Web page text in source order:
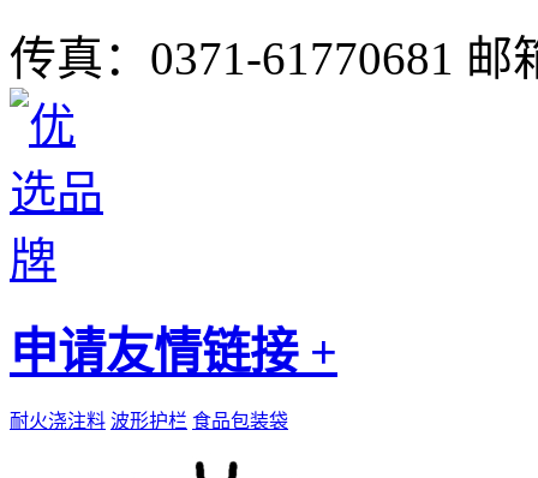
传真：0371-61770681 邮
申请友情链接 +
耐火浇注料 波形护栏 食品包装袋